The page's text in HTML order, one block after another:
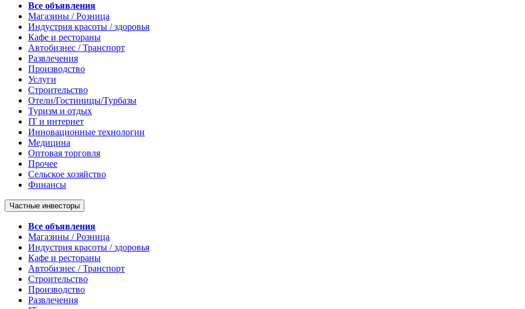
Все объявления
Магазины / Розница
Индустрия красоты / здоровья
Кафе и рестораны
Автобизнес / Транспорт
Развлечения
Производство
Услуги
Строительство
Отели/Гостиницы/Турбазы
Туризм и отдых
IT и интернет
Инновационные технологии
Медицина
Оптовая торговля
Прочее
Сельское хозяйство
Финансы
Частные инвесторы
Все объявления
Магазины / Розница
Индустрия красоты / здоровья
Кафе и рестораны
Автобизнес / Транспорт
Строительство
Производство
Развлечения